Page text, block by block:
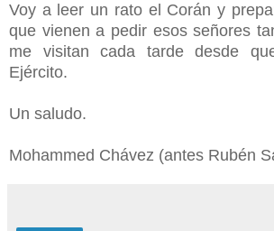
Voy a leer un rato el Corán y
que vienen a pedir esos señores
me visitan cada tarde desde
Ejército.
Un saludo.
Mohammed Chávez (antes Rubén